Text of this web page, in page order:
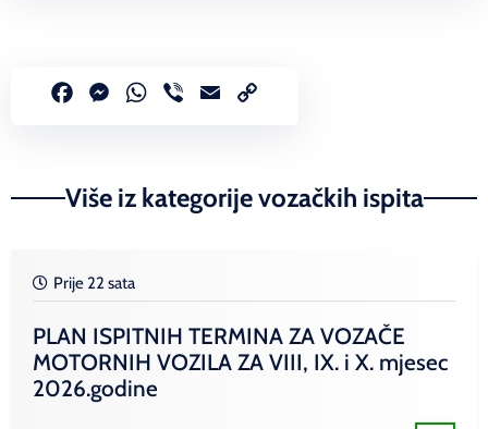
FacebookMessenger
WhatsApp
Viber Email
Više iz kategorije vozačkih ispita
Prije 22 sata
PLAN ISPITNIH TERMINA ZA VOZAČE
MOTORNIH VOZILA ZA VIII, IX. i X. mjesec
2026.godine